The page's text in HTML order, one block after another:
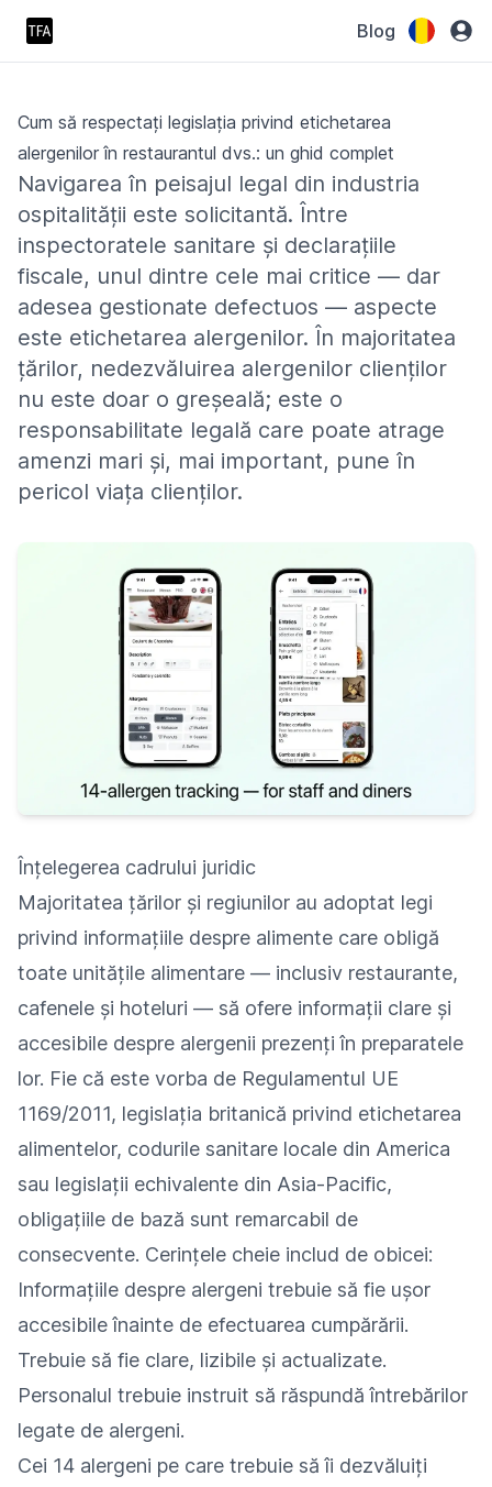
Blog
Cum să respectați legislația privind etichetarea
alergenilor în restaurantul dvs.: un ghid complet
Navigarea în peisajul legal din industria
ospitalității este solicitantă. Între
inspectoratele sanitare și declarațiile
fiscale, unul dintre cele mai critice — dar
adesea gestionate defectuos — aspecte
este etichetarea alergenilor. În majoritatea
țărilor, nedezvăluirea alergenilor clienților
nu este doar o greșeală; este o
responsabilitate legală care poate atrage
amenzi mari și, mai important, pune în
pericol viața clienților.
Înțelegerea cadrului juridic
Majoritatea țărilor și regiunilor au adoptat legi
privind informațiile despre alimente care obligă
toate unitățile alimentare — inclusiv restaurante,
cafenele și hoteluri — să ofere informații clare și
accesibile despre alergenii prezenți în preparatele
lor. Fie că este vorba de Regulamentul UE
1169/2011, legislația britanică privind etichetarea
alimentelor, codurile sanitare locale din America
sau legislații echivalente din Asia-Pacific,
obligațiile de bază sunt remarcabil de
consecvente. Cerințele cheie includ de obicei:
Informațiile despre alergeni trebuie să fie ușor
accesibile înainte de efectuarea cumpărării.
Trebuie să fie clare, lizibile și actualizate.
Personalul trebuie instruit să răspundă întrebărilor
legate de alergeni.
Cei 14 alergeni pe care trebuie să îi dezvăluiți